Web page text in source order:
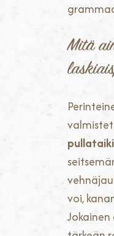
Mitä
voi,